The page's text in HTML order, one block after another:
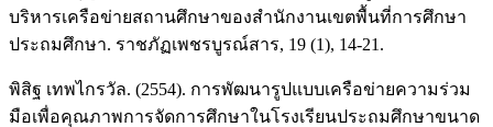
บริหารเครือข่ายสถานศึกษาของสำนักงานเขตพื้นที่การศึกษา
ประถมศึกษา. ราชภัฏเพชรบูรณ์สาร, 19 (1), 14-21.
พิสิฐ เทพไกรวัล. (2554). การพัฒนารูปแบบเครือข่ายความร่วม
มือเพื่อคุณภาพการจัดการศึกษาในโรงเรียนประถมศึกษาขนาด